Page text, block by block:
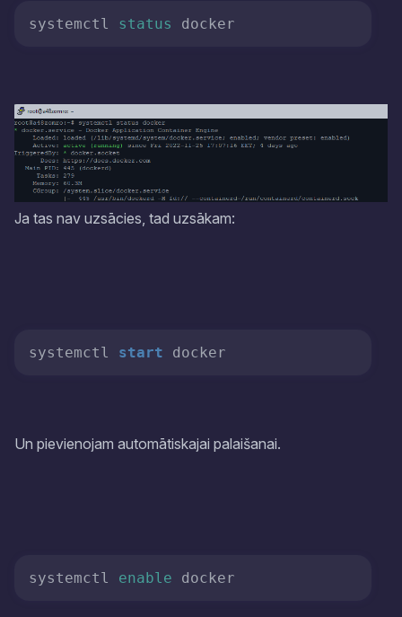
systemctl status docker
Ja tas nav uzsācies, tad uzsākam:
systemctl start
Un pievienojam automātiskajai palaišanai.
systemctl enable